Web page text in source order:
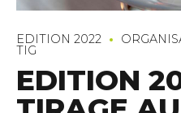
EDITION 2022
TIG
EDITION